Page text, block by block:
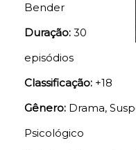
Bender
Duração: 30
episódios
Classificação: +18
Gênero: Drama,
Psicológico